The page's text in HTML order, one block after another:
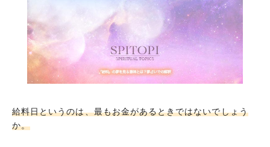
給料日というのは、最もお金があるときではないでしょう
か。